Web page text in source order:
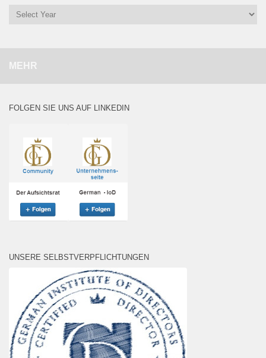
MEHR
FOLGEN SIE UNS AUF LINKEDIN
UNSERE SELBSTVERPFLICHTUNGEN